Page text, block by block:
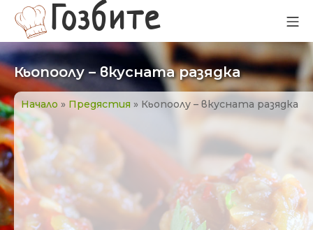
Прескачане
към
съдържанието
Гозбите
Кьопоолу – вкусната разядка
Начало » Предястия » Кьопоолу – вкусната разядка